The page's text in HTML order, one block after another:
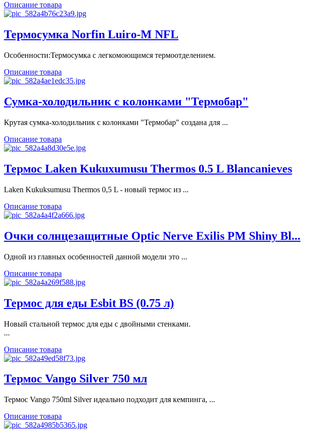
Описание товара
Термосумка Norfin Luiro-M NFL
Особенности:Термосумка с легкомоющимся термоотделением.
Описание товара
Сумка-холодильник с колонками "Термобар"
Крутая сумка-холодильник с колонками "Термобар" создана для ...
Описание товара
Термос Laken Kukuxumusu Thermos 0.5 L Blancanieves
Laken Kukuksumusu Thermos 0,5 L - новый термос из ...
Описание товара
Очки солнцезащитные Optic Nerve Exilis PM Shiny Bl...
Одной из главных особенностей данной модели это ...
Описание товара
Термос для еды Esbit BS (0.75 л)
Новый стальной термос для еды с двойными стенками.
...
Описание товара
Термос Vango Silver 750 мл
Термос Vango 750ml Silver идеально подходит для кемпинга, ...
Описание товара